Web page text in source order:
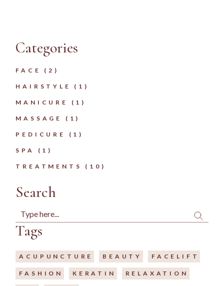
Categories
FACE (2)
HAIRSTYLE (1)
MANICURE (1)
MASSAGE (1)
PEDICURE (1)
SPA (1)
TREATMENTS (10)
Search
Tags
ACUPUNCTURE BEAUTY FACELIFT
FASHION KERATIN RELAXATION